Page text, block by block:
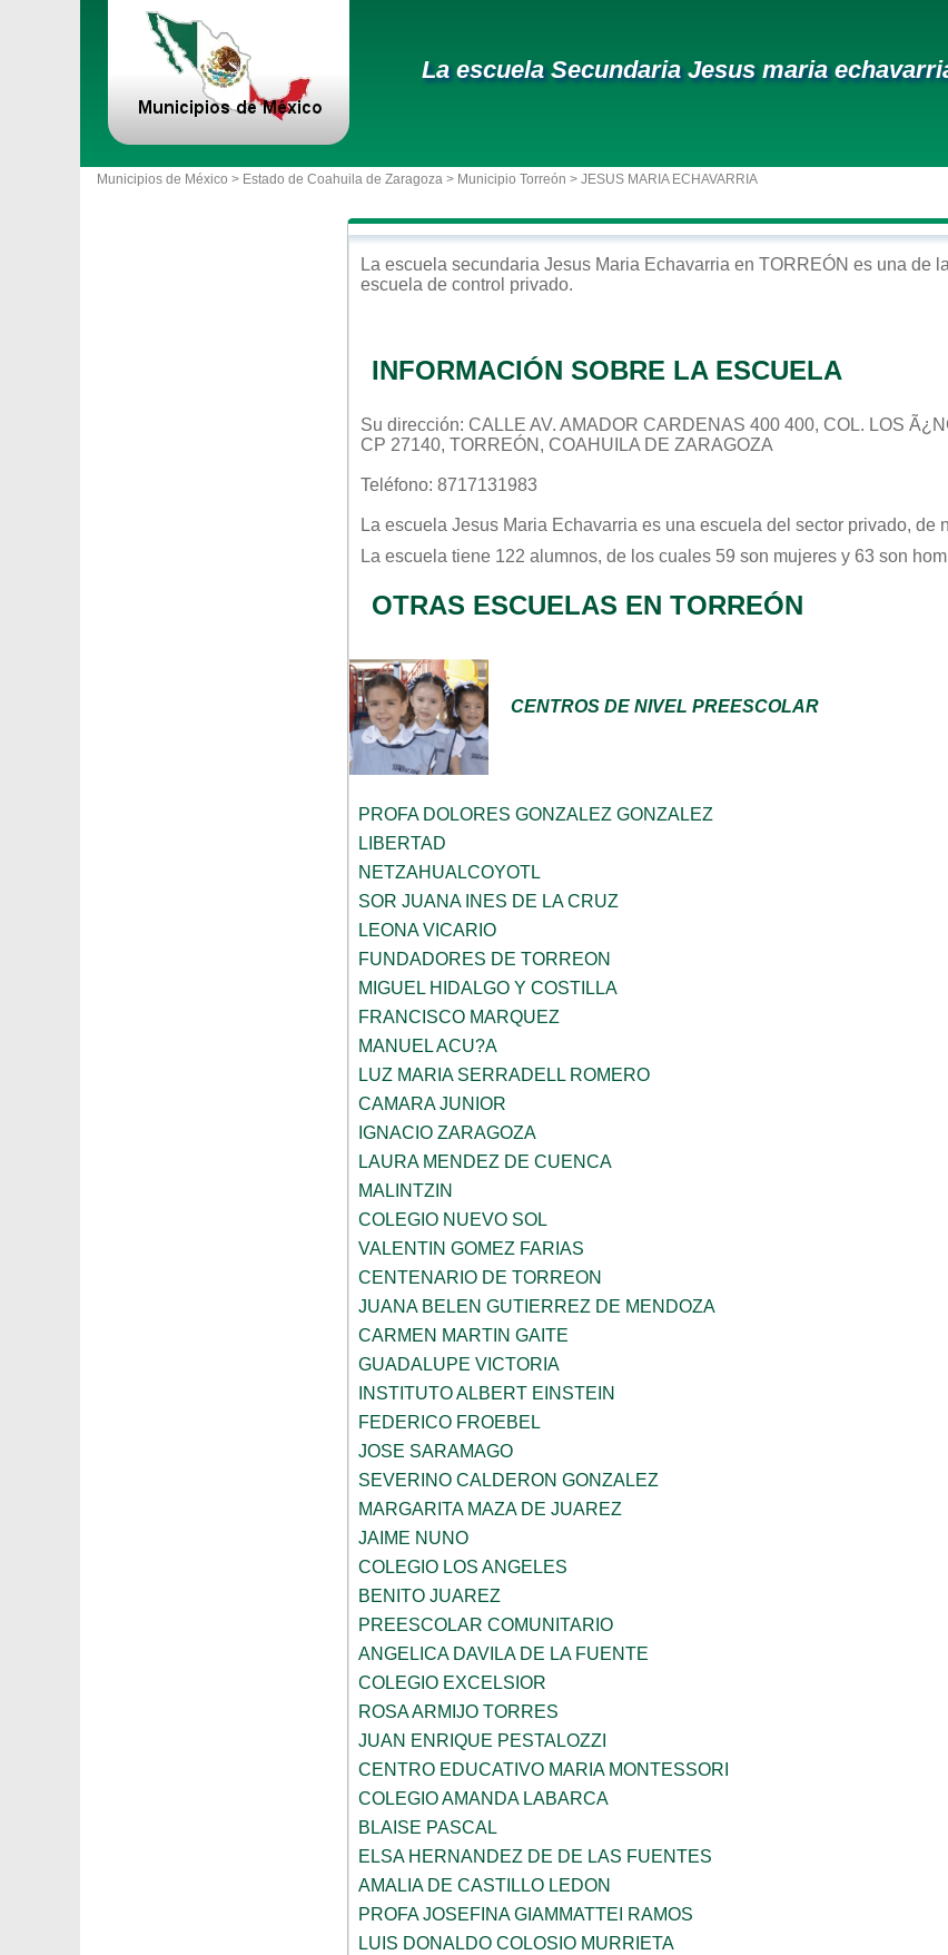
La escuela Secundaria Jesus maria
Municipios de México > Estado de Coahuila de Zaragoza > Municipio Torreón > JESUS MARIA ECHAVARRIA
La escuela secundaria Jesus Maria Echavarria en TORREÓN es una de
escuela de control privado.
INFORMACIÓN SOBRE LA ESCUELA
Su dirección: CALLE AV. AMADOR CARDENAS 400 400, COL. LOS
CP 27140, TORREÓN, COAHUILA DE ZARAGOZA
Teléfono: 8717131983
La escuela Jesus Maria Echavarria es una escuela del sector privado, de
La escuela tiene 122 alumnos, de los cuales 59 son mujeres y 63 son
OTRAS ESCUELAS EN TORREÓN
CENTROS DE NIVEL PREESCOLAR
PROFA DOLORES GONZALEZ GONZALEZ
LIBERTAD
NETZAHUALCOYOTL
SOR JUANA INES DE LA CRUZ
LEONA VICARIO
FUNDADORES DE TORREON
MIGUEL HIDALGO Y COSTILLA
FRANCISCO MARQUEZ
MANUEL ACU?A
LUZ MARIA SERRADELL ROMERO
CAMARA JUNIOR
IGNACIO ZARAGOZA
LAURA MENDEZ DE CUENCA
MALINTZIN
COLEGIO NUEVO SOL
VALENTIN GOMEZ FARIAS
CENTENARIO DE TORREON
JUANA BELEN GUTIERREZ DE MENDOZA
CARMEN MARTIN GAITE
GUADALUPE VICTORIA
INSTITUTO ALBERT EINSTEIN
FEDERICO FROEBEL
JOSE SARAMAGO
SEVERINO CALDERON GONZALEZ
MARGARITA MAZA DE JUAREZ
JAIME NUNO
COLEGIO LOS ANGELES
BENITO JUAREZ
PREESCOLAR COMUNITARIO
ANGELICA DAVILA DE LA FUENTE
COLEGIO EXCELSIOR
ROSA ARMIJO TORRES
JUAN ENRIQUE PESTALOZZI
CENTRO EDUCATIVO MARIA MONTESSORI
COLEGIO AMANDA LABARCA
BLAISE PASCAL
ELSA HERNANDEZ DE DE LAS FUENTES
AMALIA DE CASTILLO LEDON
PROFA JOSEFINA GIAMMATTEI RAMOS
LUIS DONALDO COLOSIO MURRIETA